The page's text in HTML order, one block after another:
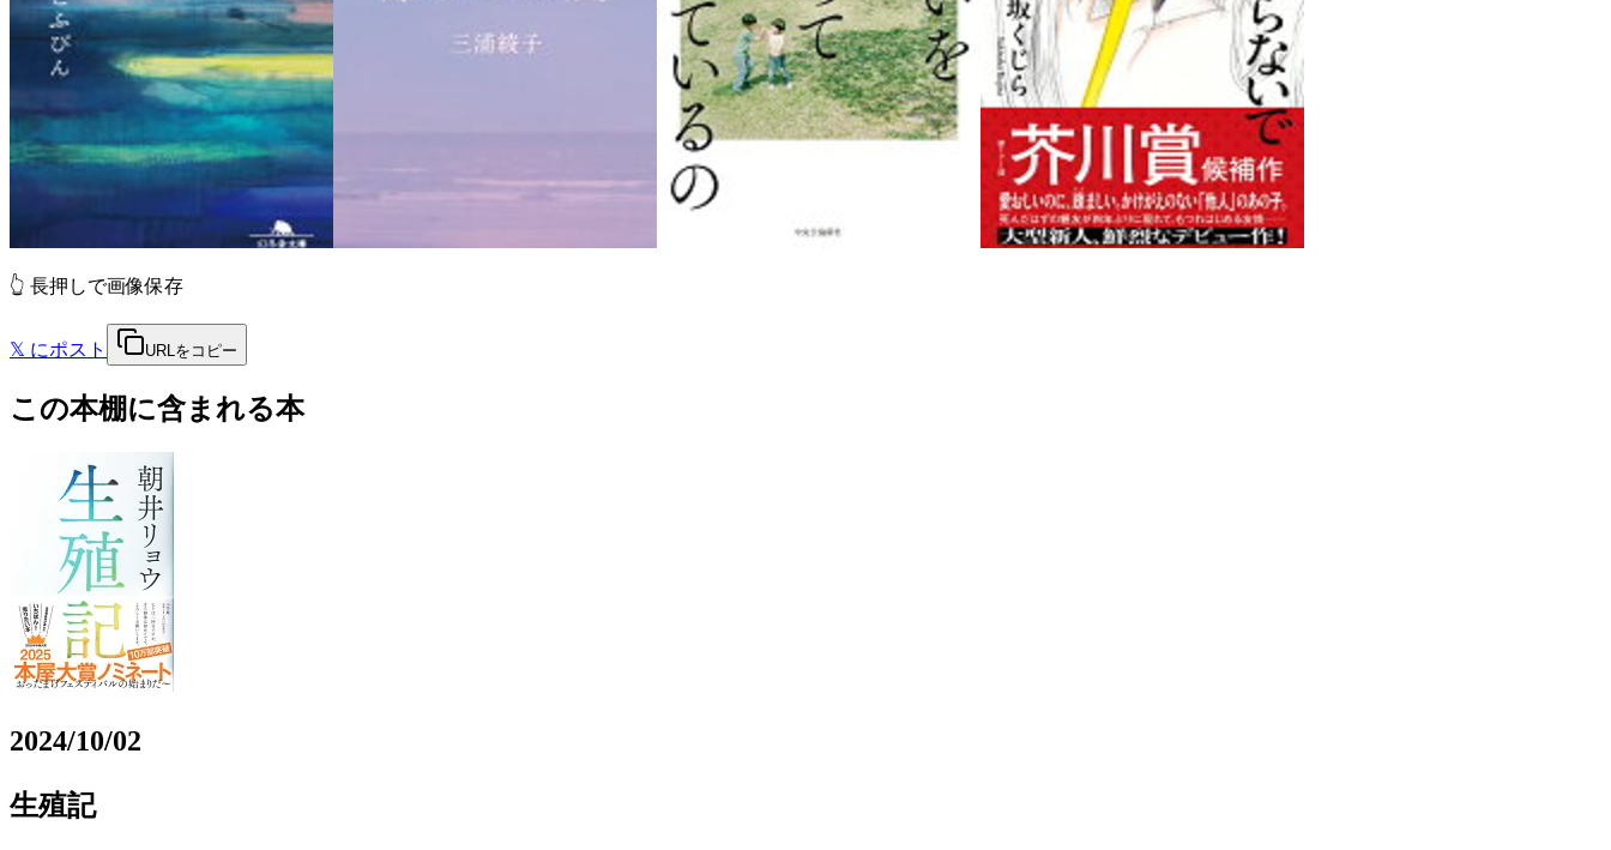
👆 長押しで画像保存
𝕏 にポスト URLをコピー
この本棚に含まれる本
2024/10/02
生殖記